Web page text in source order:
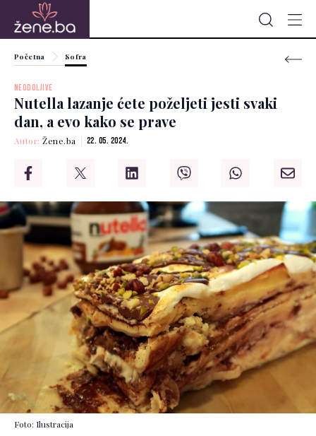
Početna Sofra
NEODOLJIVE
Nutella lazanje ćete poželjeti jesti svaki
dan, a evo kako se prave
Autor:Žene.ba 22. 05. 2024.
Foto: Ilustracija